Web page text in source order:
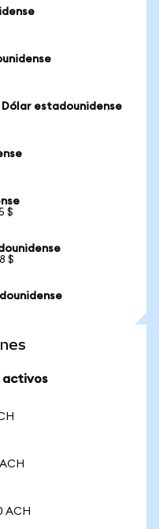
Dólar estadounidense
$
$
activos
ACH